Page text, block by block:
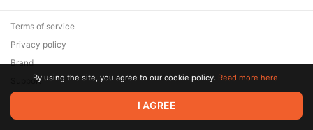
© 2026 Zaya Solutions Limited. All rights reserved. All trademarks
are the property of their respective owners.
Terms of service
Privacy policy
Brand
SupportBy using the site, you agree to our cookie policy. Read more here.
I AGREE